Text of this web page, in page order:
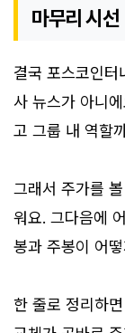
마무리 시선
결국 포스코인터
사 뉴스가 아니
고 그룹 내 역할
그래서 주가를
워요. 그다음에
봉과 주봉이 어
한 줄로 정리하